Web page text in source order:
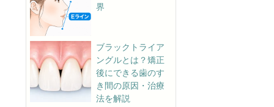
界
ブラックトライア
ングルとは？矯正
後にできる歯のす
き間の原因・治療
法を解説